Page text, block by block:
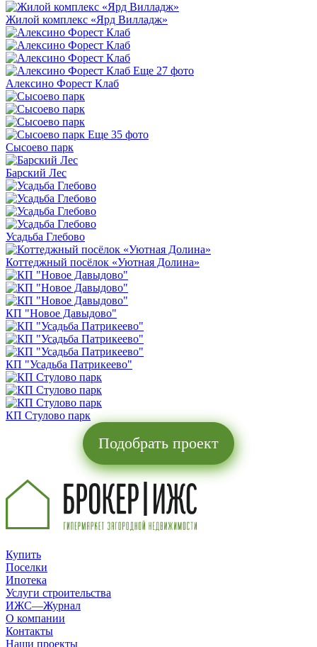
Жилой комплекс «Ярд Вилладж»
Еще 27 фото
Алексино Форест Клаб
Еще 35 фото
Сысоево парк
Барский Лес
Усадьба Глебово
Коттеджный посёлок «Уютная Долина»
КП "Новое Давыдово"
КП "Усадьба Патрикеево"
КП Стулово парк
Подобрать проект
Купить
Поселки
Ипотека
Услуги строительства
ИЖС—Журнал
О компании
Контакты
Наши проекты